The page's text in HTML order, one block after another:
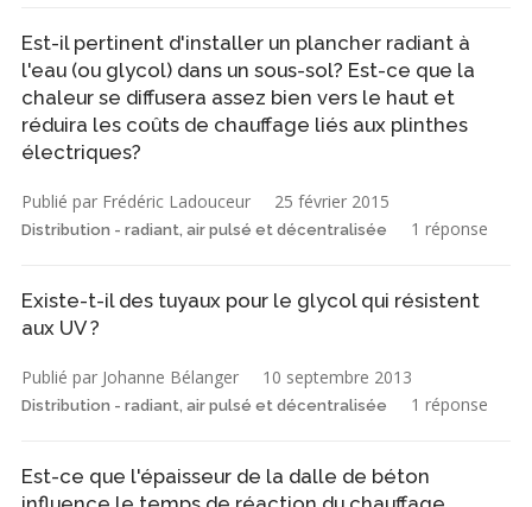
Est-il pertinent d'installer un plancher radiant à
l'eau (ou glycol) dans un sous-sol? Est-ce que la
chaleur se diffusera assez bien vers le haut et
réduira les coûts de chauffage liés aux plinthes
électriques?
Publié par Frédéric Ladouceur 25 février 2015
Distribution - radiant, air pulsé et décentralisée 1 réponse
Existe-t-il des tuyaux pour le glycol qui résistent
aux UV ?
Publié par Johanne Bélanger 10 septembre 2013
Distribution - radiant, air pulsé et décentralisée 1 réponse
Est-ce que l'épaisseur de la dalle de béton